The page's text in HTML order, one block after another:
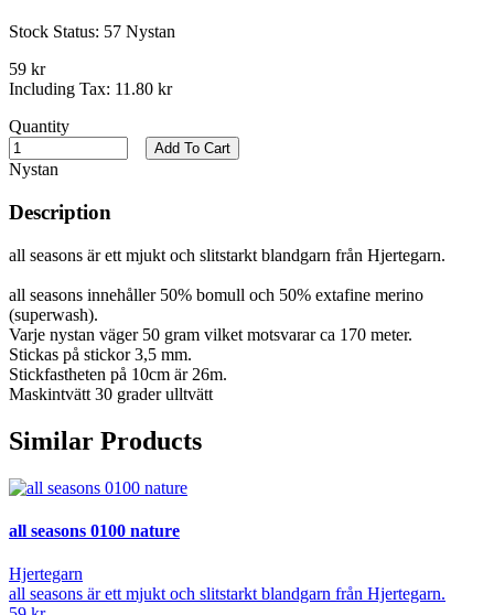
Stock Status: 57 Nystan
59 kr
Including Tax: 11.80 kr
Quantity
Nystan
Add To Cart
Description
all seasons är ett mjukt och slitstarkt blandgarn från Hjertegarn.
all seasons innehåller 50% bomull och 50% extafine merino
(superwash).
Varje nystan väger 50 gram vilket motsvarar ca 170 meter.
Stickas på stickor 3,5 mm.
Stickfastheten på 10cm är 26m.
Maskintvätt 30 grader ulltvätt
Similar Products
all seasons 0100 nature
Hjertegarn
all seasons är ett mjukt och slitstarkt blandgarn från Hjertegarn.